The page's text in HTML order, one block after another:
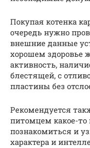
Покупая котенка
очередь нужно
внешние данные
хорошем здоровье
активность,
блестящей, с
пластины без
Рекомендуется
питомцем какое-
познакомиться и
характера и